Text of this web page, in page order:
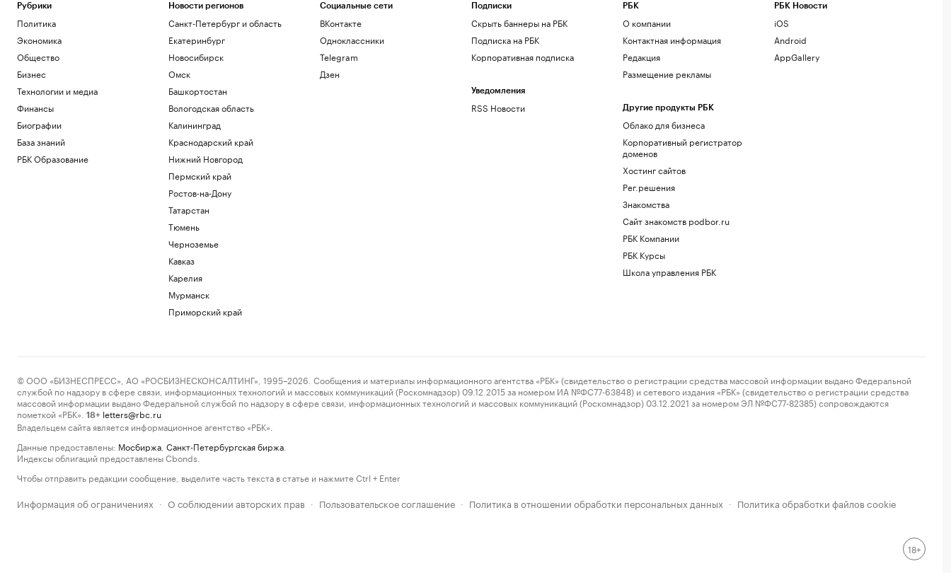
Политика
В Московской области второй раз за
ночь объявили ракетную опасность
Политика
Пентагон отстранил генерала,
отвечавшего за помощь Украине и
фланг НАТО
Политика
В США произошло крушение
пожарного вертолета с двумя членами
экипажа
Общество
Рубрики
Политика
Экономика
Общество
Бизнес
Технологии и медиа
Финансы
Биографии
База знаний
РБК Образование
Новости регионов
Санкт-Петербург и область
Екатеринбург
Новосибирск
Омск
Башкортостан
Вологодская область
Калининград
Краснодарский край
Нижний Новгород
Пермский край
Ростов-на-Дону
Татарстан
Тюмень
Черноземье
Кавказ
Карелия
Мурманск
Приморский край
Социальные сети
ВКонтакте
Одноклассники
Telegram
Дзен
Подписки
Скрыть баннеры на РБК
Подписка на РБК
Корпоративная подписка
Уведомления
RSS Новости
РБК
О компании
Контактная информация
Редакция
Размещение рекламы
Другие продукты РБК
Облако для бизнеса
Корпоративный регистратор
доменов
Хостинг сайтов
Рег.решения
Знакомства
Сайт знакомств podbor.ru
РБК Компании
РБК Курсы
Школа управления РБК
РБК Новости
iOS
Android
AppGallery
© ООО «БИЗНЕСПРЕСС», АО «РОСБИЗНЕСКОНСАЛТИНГ», 1995–2026. Сообщения и материалы информационного агентства «РБК» (свидетельство о регистрации средства массовой информации выдано Федеральной
службой по надзору в сфере связи, информационных технологий и массовых коммуникаций (Роскомнадзор) 09.12.2015 за номером ИА №ФС77-63848) и сетевого издания «РБК» (свидетельство о регистрации средства
массовой информации выдано Федеральной службой по надзору в сфере связи, информационных технологий и массовых коммуникаций (Роскомнадзор) 03.12.2021 за номером ЭЛ №ФС77-82385) сопровождаются
пометкой «РБК».
18+ letters@rbc.ru
Владельцем сайта является информационное агентство «РБК».
Данные предоставлены: Мосбиржа Санкт-Петербургская биржа
Индексы облигаций предоставлены Cbonds.
Чтобы отправить редакции сообщение, выделите часть текста в статье и нажмите Ctrl + Enter
Информация об ограничениях · О соблюдении авторских прав · Пользовательское соглашение · Политика в отношении обработки персональных данных · Политика обработки файлов cookie
18+